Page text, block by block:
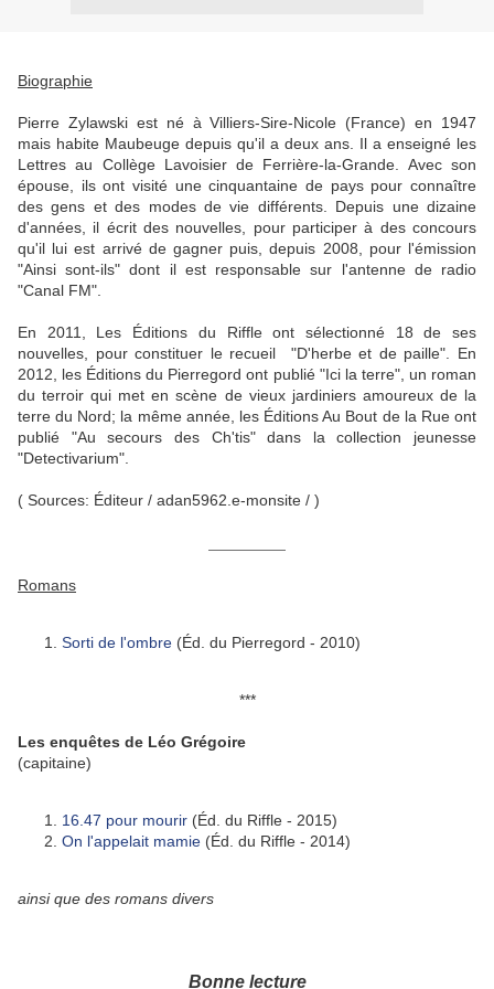
Biographie
Pierre Zylawski est né à Villiers-Sire-Nicole (France) en 1947
mais habite Maubeuge depuis qu'il a deux ans. Il a enseigné les
Lettres au Collège Lavoisier de Ferrière-la-Grande. Avec son
épouse, ils ont visité une cinquantaine de pays pour connaître
des gens et des modes de vie différents. Depuis une dizaine
d'années, il écrit des nouvelles, pour participer à des concours
qu'il lui est arrivé de gagner puis, depuis 2008, pour l'émission
"Ainsi sont-ils" dont il est responsable sur l'antenne de radio
"Canal FM".
En 2011, Les Éditions du Riffle ont sélectionné 18 de ses
nouvelles, pour constituer le recueil "D'herbe et de paille". En
2012, les Éditions du Pierregord ont publié "Ici la terre", un roman
du terroir qui met en scène de vieux jardiniers amoureux de la
terre du Nord; la même année, les Éditions Au Bout de la Rue ont
publié "Au secours des Ch'tis" dans la collection jeunesse
"Detectivarium".
( Sources: Éditeur / adan5962.e-monsite / )
Romans
Sorti de l'ombre (Éd. du Pierregord - 2010)
***
Les enquêtes de Léo Grégoire
(capitaine)
16.47 pour mourir (Éd. du Riffle - 2015)
On l'appelait mamie (Éd. du Riffle - 2014)
ainsi que des romans divers
Bonne lecture